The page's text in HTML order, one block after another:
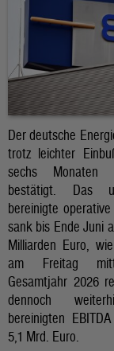
Der deutsche
trotz leichter
sechs Monaten
bestätigt. Das
bereinigte
sank bis Ende Juni
Milliarden Euro,
am Freitag
Gesamtjahr 2026
dennoch
bereinigten
5,1 Mrd. Euro.